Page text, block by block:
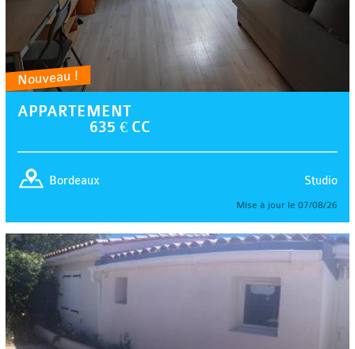
Nouveau !
APPARTEMENT
635 € CC
Studio
Bordeaux
Mise à jour le 07/08/26